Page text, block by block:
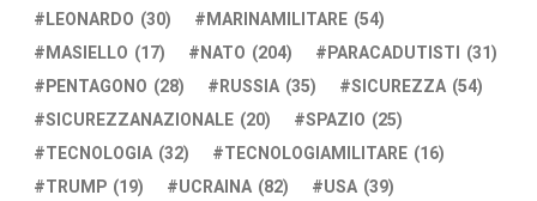
LEONARDO (30) MARINAMILITARE (54)
MASIELLO (17) NATO (204) PARACADUTISTI (31)
PENTAGONO (28) RUSSIA (35) SICUREZZA (54)
SICUREZZANAZIONALE (20) SPAZIO (25)
TECNOLOGIA (32) TECNOLOGIAMILITARE (16)
TRUMP (19) UCRAINA (82) USA (39)